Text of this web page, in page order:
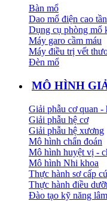
Bàn mổ
Dao mổ điện cao tần
Dụng cụ phòng mổ
Máy garo cầm máu
Máy điều trị vết
Đèn mổ
MÔ HÌNH
Giải phẫu cơ quan -
Giải phẫu hệ cơ
Giải phẫu hệ xương
Mô hình chẩn đoán
Mô hình huyệt vị -
Mô hình Nhi khoa
Thực hành sơ cấp
Thực hành điều
Đào tạo kỹ năng